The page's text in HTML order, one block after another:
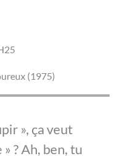
(1975)
», ça veut
? Ah, ben, tu